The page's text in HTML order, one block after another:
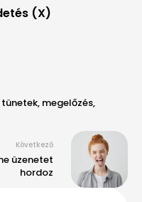
(X)
megelőzés,
Következő
üzenetet
hordoz